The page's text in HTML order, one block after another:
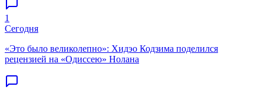
1
Сегодня
«Это было великолепно»: Хидэо Кодзима поделился
рецензией на «Одиссею» Нолана